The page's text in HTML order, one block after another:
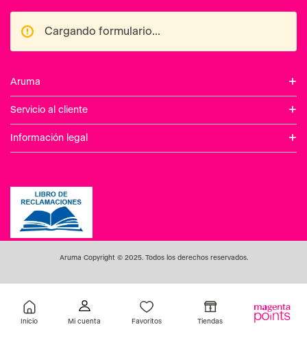
Inicio Favoritos Tiendas
Cargando formulario...
Aruma +
Servicio al cliente +
Información legal +
Aruma Copyright © 2025. Todos los derechos reservados.